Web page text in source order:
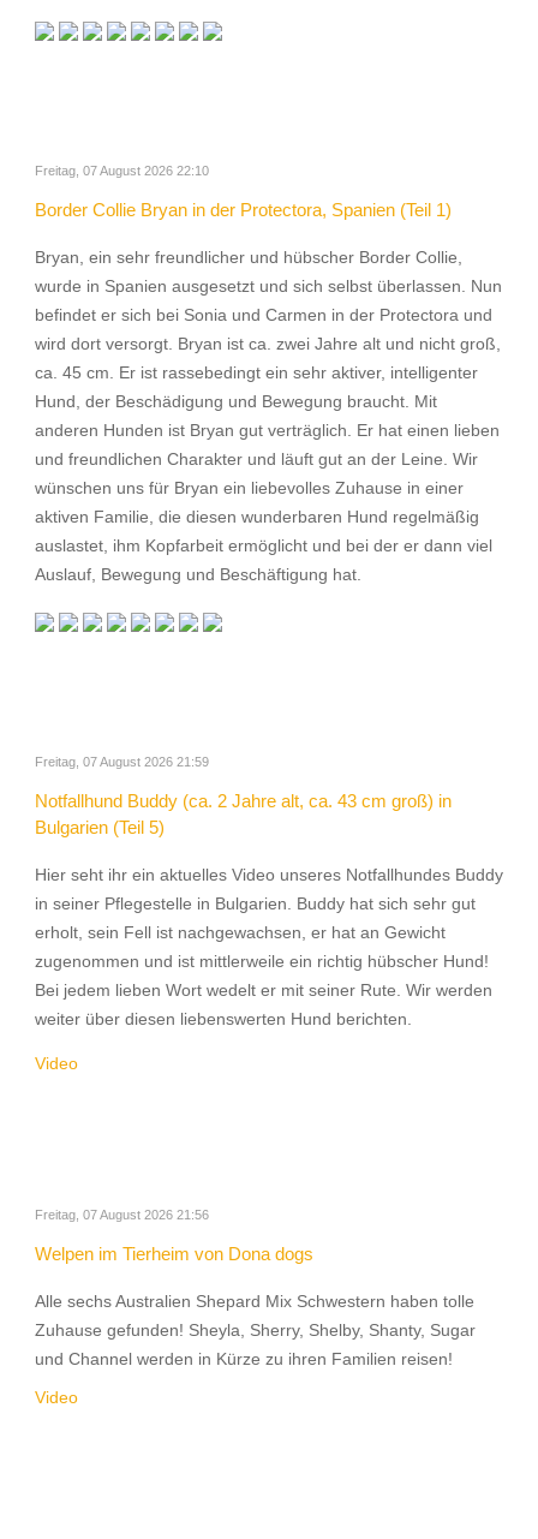
Freitag, 07 August 2026 22:10
Border Collie Bryan in der Protectora, Spanien (Teil 1)
Bryan, ein sehr freundlicher und hübscher Border Collie,
wurde in Spanien ausgesetzt und sich selbst überlassen. Nun
befindet er sich bei Sonia und Carmen in der Protectora und
wird dort versorgt. Bryan ist ca. zwei Jahre alt und nicht groß,
ca. 45 cm. Er ist rassebedingt ein sehr aktiver, intelligenter
Hund, der Beschädigung und Bewegung braucht. Mit
anderen Hunden ist Bryan gut verträglich. Er hat einen lieben
und freundlichen Charakter und läuft gut an der Leine. Wir
wünschen uns für Bryan ein liebevolles Zuhause in einer
aktiven Familie, die diesen wunderbaren Hund regelmäßig
auslastet, ihm Kopfarbeit ermöglicht und bei der er dann viel
Auslauf, Bewegung und Beschäftigung hat.
Freitag, 07 August 2026 21:59
Notfallhund Buddy (ca. 2 Jahre alt, ca. 43 cm groß) in
Bulgarien (Teil 5)
Hier seht ihr ein aktuelles Video unseres Notfallhundes Buddy
in seiner Pflegestelle in Bulgarien. Buddy hat sich sehr gut
erholt, sein Fell ist nachgewachsen, er hat an Gewicht
zugenommen und ist mittlerweile ein richtig hübscher Hund!
Bei jedem lieben Wort wedelt er mit seiner Rute. Wir werden
weiter über diesen liebenswerten Hund berichten.
Video
Freitag, 07 August 2026 21:56
Welpen im Tierheim von Dona dogs
Alle sechs Australien Shepard Mix Schwestern haben tolle
Zuhause gefunden! Sheyla, Sherry, Shelby, Shanty, Sugar
und Channel werden in Kürze zu ihren Familien reisen!
Video